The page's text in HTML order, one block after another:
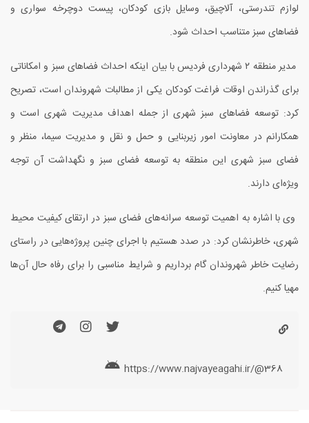
لوازم تندرستی، آلاچیق، وسایل بازی کودکان، پیست دوچرخه سواری و
فضاهای سبز متناسب احداث شود.
مدیر منطقه ۲شهرداری فردیس با بیان اینکه احداث فضاهای سبز و امکاناتی
برای گذراندن اوقات فراغت کودکان یکی از مطالبات شهروندان است، تصریح
کرد: توسعه فضاهای سبز شهری از جمله اهداف مدیریت شهری است و
همکارانم در معاونت امور زیربنایی و حمل و نقل و مدیریت سیما، منظر و
فضای سبز شهری این منطقه به توسعه فضای سبز و نگهداشت آن توجه
ویژه‌ای دارند.
وی با اشاره به اهمیت توسعه سرانه‌های فضای سبز در ارتقای کیفیت محیط
شهری، خاطرنشان کرد: در صدد هستیم با اجرای چنین پروژه‌هایی در راستای
رضایت خاطر شهروندان گام برداریم و شرایط مناسبی را برای رفاه حال آن‌ها
مهیا کنیم.
https://www.najvayeagahi.ir/@368